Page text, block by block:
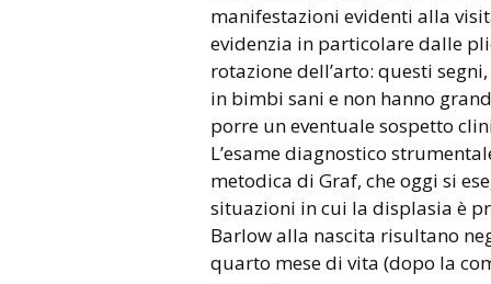
manifestazioni evidenti alla
evidenzia in particolare dalle
rotazione dell’arto: questi
in bimbi sani e non hanno
porre un eventuale sospetto
L’esame diagnostico
metodica di Graf, che oggi si
situazioni in cui la displasia è
Barlow alla nascita risultano
quarto mese di vita (dopo la